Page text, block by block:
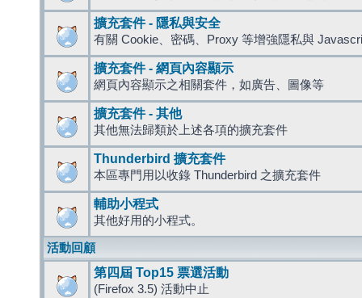
擴充套件 - 隱私與安全
有關 Cookie、密碼、Proxy 等增強隱私與
擴充套件 - 網頁內容顯示
網頁內容顯示之相關套件，如廣告、圖像等
擴充套件 - 其他
其他無法歸類於上述各項的擴充套件
Thunderbird 擴充套件
本區專門用以收錄 Thunderbird 之擴充套件
輔助小程式
其他好用的小程式。
活動回顧
第四屆 Top15 票選活動
(Firefox 3.5) 活動中止